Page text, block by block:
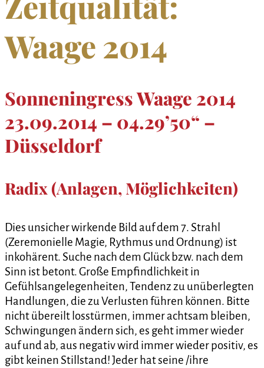
Waage 2014
Sonneningress Waage 2014
23.09.2014 – 04.29’50“ –
Düsseldorf
Radix (Anlagen, Möglichkeiten)
Dies unsicher wirkende Bild auf dem 7. Strahl
(Zeremonielle Magie, Rythmus und Ordnung) ist
inkohärent. Suche nach dem Glück bzw. nach dem
Sinn ist betont. Große Empfindlichkeit in
Gefühlsangelegenheiten, Tendenz zu unüberlegten
Handlungen, die zu Verlusten führen können. Bitte
nicht übereilt losstürmen, immer achtsam bleiben,
Schwingungen ändern sich, es geht immer wieder
auf und ab, aus negativ wird immer wieder positiv, es
gibt keinen Stillstand! Jeder hat seine /ihre